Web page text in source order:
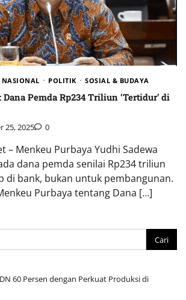
NASIONAL POLITIK SOSIAL & BUDAYA
Pemda Rp234 Triliun ‘Tertidur’ di
25, 2025 0
– Menkeu Purbaya Yudhi Sadewa
dana pemda senilai Rp234 triliun
di bank, bukan untuk pembangunan.
Purbaya tentang Dana […]
60 Persen dengan Perkuat Produksi di